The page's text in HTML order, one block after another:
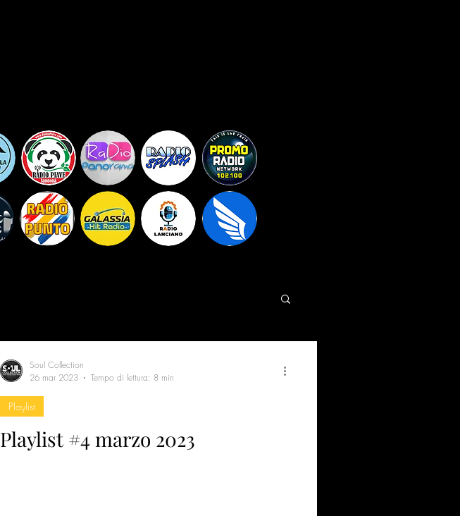
Playlist #4 marzo 2023
Playlist
Soul Collection
26 mar 2023
Tempo di lettura: 8 min